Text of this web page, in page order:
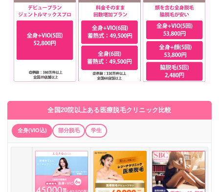
全国20院以上ある医療脱毛クリニック比較
全身(VIO込) 部分脱毛 学生